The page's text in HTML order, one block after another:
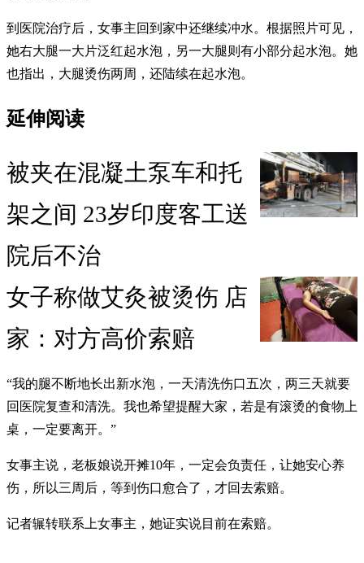
到医院治疗后，女事主回到家中还继续冲水。根据照片可见，
她右大腿一大片泛红起水泡，另一大腿则有小部分起水泡。她
也指出，大腿烫伤两周，还陆续在起水泡。
延伸阅读
被夹在混凝土泵车和托
架之间 23岁印度客工送
院后不治
女子称做艾灸被烫伤 店
家：对方高价索赔
“我的腿不断地长出新水泡，一天清洗伤口五次，两三天就要
回医院复查和清洗。我也希望提醒大家，若是有滚烫的食物上
桌，一定要离开。”
女事主说，老板娘说开摊10年，一定会负责任，让她安心养
伤，所以三周后，等到伤口愈合了，才回去索赔。
记者辗转联系上女事主，她证实说目前在索赔。